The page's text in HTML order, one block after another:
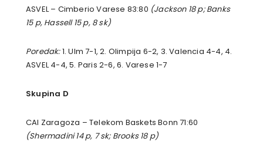
ASVEL – Cimberio Varese 83:80 (Jackson 18 p; Banks
15 p, Hassell 15 p, 8 sk)
Poredak:1. Ulm 7-1, 2. Olimpija 6-2, 3. Valencia 4-4, 4.
ASVEL 4-4, 5. Paris 2-6, 6. Varese 1-7
Skupina D
CAI Zaragoza – Telekom Baskets Bonn 71:60
(Shermadini 14 p, 7 sk; Brooks 18 p)